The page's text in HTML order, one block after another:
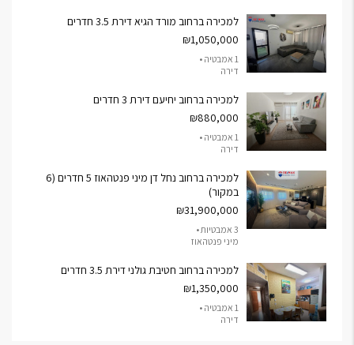
למכירה ברחוב מורד הגיא דירת 3.5 חדרים
₪1,050,000
1 אמבטיה •
דירה
למכירה ברחוב יחיעם דירת 3 חדרים
₪880,000
1 אמבטיה •
דירה
למכירה ברחוב נחל דן מיני פנטהאוז 5 חדרים (6
במקור)
₪31,900,000
3 אמבטיות •
מיני פנטהאוז
למכירה ברחוב חטיבת גולני דירת 3.5 חדרים
₪1,350,000
1 אמבטיה •
דירה